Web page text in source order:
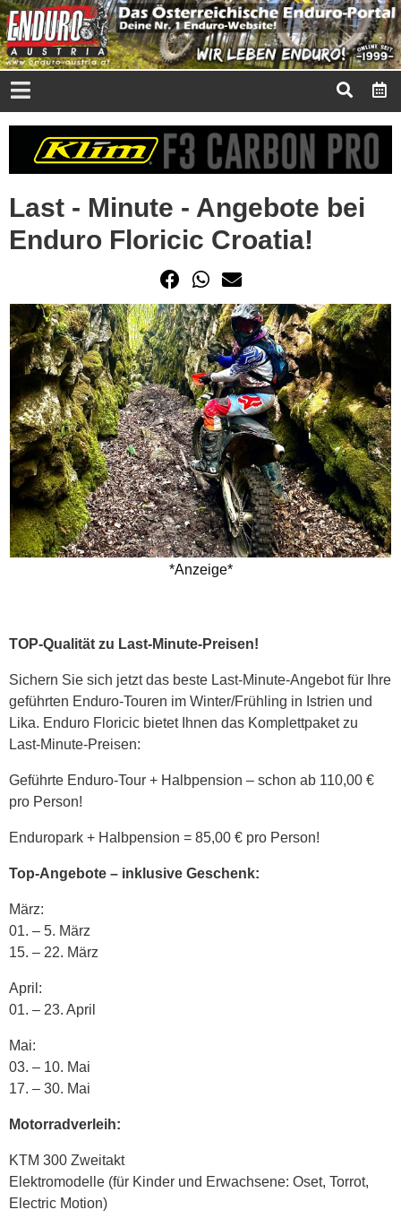
Last - Minute - Angebote bei
Enduro Floricic Croatia!
*Anzeige*
TOP-Qualität zu Last-Minute-Preisen!
Sichern Sie sich jetzt das beste Last-Minute-Angebot für Ihre
geführten Enduro-Touren im Winter/Frühling in Istrien und
Lika. Enduro Floricic bietet Ihnen das Komplettpaket zu
Last-Minute-Preisen:
Geführte Enduro-Tour + Halbpension – schon ab 110,00 €
pro Person!
Enduropark + Halbpension = 85,00 € pro Person!
Top-Angebote – inklusive Geschenk:
März:
01. – 5. März
15. – 22. März
April:
01. – 23. April
Mai:
03. – 10. Mai
17. – 30. Mai
Motorradverleih:
KTM 300 Zweitakt
Elektromodelle (für Kinder und Erwachsene: Oset, Torrot,
Electric Motion)